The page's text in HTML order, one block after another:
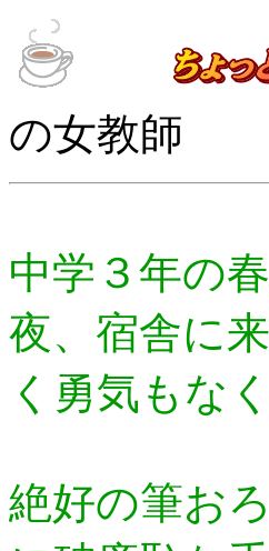
の女
中学３年の
夜、宿舎に
く勇気もなく
絶好の筆お